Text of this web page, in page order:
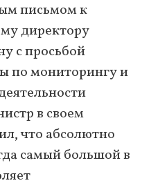
письмом к
директору
с просьбой
по мониторингу и
в своем
что абсолютно
самый большой в